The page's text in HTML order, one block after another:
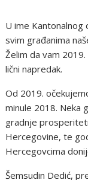
U ime Kantonalnog
svim građanima
Želim da vam
lični napredak.
Od 2019.
minule 2018. Neka
gradnje
Hercegovine, te
Hercegovcima
Šemsudin Dedić,